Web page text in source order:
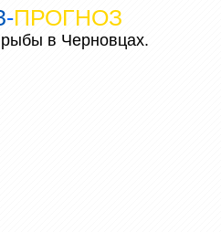
-ПРОГНОЗ
в Черновцах.